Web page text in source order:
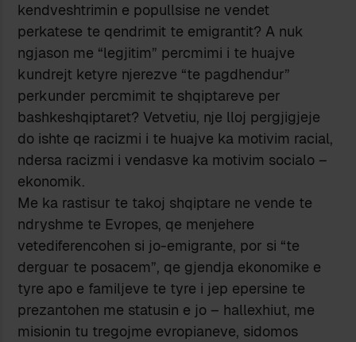
kendveshtrimin e popullsise ne vendet
perkatese te qendrimit te emigrantit? A nuk
ngjason me “legjitim” percmimi i te huajve
kundrejt ketyre njerezve “te pagdhendur”
perkunder percmimit te shqiptareve per
bashkeshqiptaret? Vetvetiu, nje lloj pergjigjeje
do ishte qe racizmi i te huajve ka motivim racial,
ndersa racizmi i vendasve ka motivim socialo –
ekonomik.
Me ka rastisur te takoj shqiptare ne vende te
ndryshme te Evropes, qe menjehere
vetediferencohen si jo-emigrante, por si “te
derguar te posacem”, qe gjendja ekonomike e
tyre apo e familjeve te tyre i jep epersine te
prezantohen me statusin e jo – hallexhiut, me
misionin tu tregojme evropianeve, sidomos